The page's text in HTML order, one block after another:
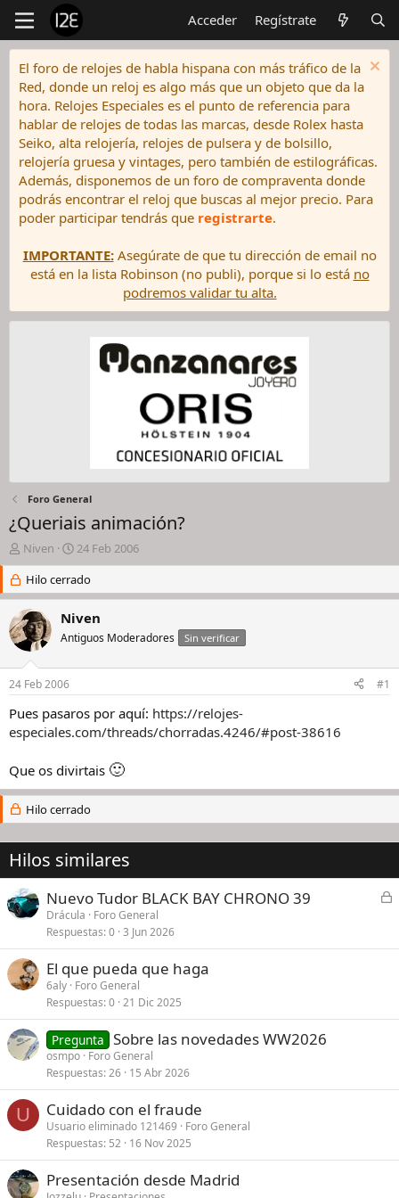
Acceder Regístrate
El foro de relojes de habla hispana con más tráfico de la
Red, donde un reloj es algo más que un objeto que da la
hora. Relojes Especiales es el punto de referencia para
hablar de relojes de todas las marcas, desde Rolex hasta
Seiko, alta relojería, relojes de pulsera y de bolsillo,
relojería gruesa y vintages, pero también de estilográficas.
Además, disponemos de un foro de compraventa donde
podrás encontrar el reloj que buscas al mejor precio. Para
poder participar tendrás que registrarte.
IMPORTANTE:Asegúrate de que tu dirección de email no
está en la lista Robinson (no publi), porque si lo está no
podremos validar tu alta.
Foro General
¿Queriais animación?
I
n
c
i
a
d
o
d
e
l
h
l
o
Niven
F
e
c
h
d
e
i
c
i
o
24 Feb 2006
Hilo cerrado
Niven
Antiguos Moderadores Sin verificar
24 Feb 2006 #1
Pues pasaros por aquí: https://relojes-
especiales.com/threads/chorradas.4246/#post-38616
Que os divirtais 🙂
Hilo cerrado
Hilos similares
C
r
Nuevo Tudor BLACK BAY CHRONO 39
Drácula
Foro General
Respuestas 0 3 Jun 2026
El que pueda que haga
6aly Foro General
Respuestas 0 21 Dic 2025
Pregunta Sobre las novedades WW2026
osmpo Foro General
Respuestas 26 15 Abr 2026
U Cuidado con el fraude
Usuario eliminado 121469
Foro General
Respuestas 52 16 Nov 2025
Presentación desde Madrid